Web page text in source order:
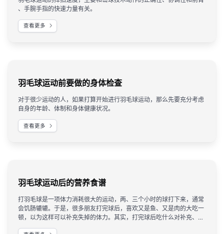
、手腕手指的快速力量有关。
查看更多
羽毛球运动前要做的身体检查
对于很少运动的人，如果打算开始进 行羽毛球运动，那么先要充分考虑
自身的年龄、体制和身体健康状况。
查看更多
羽毛球运动后的营养食谱
​打羽毛球是一项体力消耗很大的运动，两、三个小时的球打下来，通常
会饥肠辘辘。于是，很多朋友打完球后，喜欢又是鱼、又是肉的大吃一
顿，以为这样可以补充失掉的体力。其实，打完球后吃什么对补充、恢
复体力最有帮助，是件挺有学问的事儿。为此，我们特别请教了中国羽